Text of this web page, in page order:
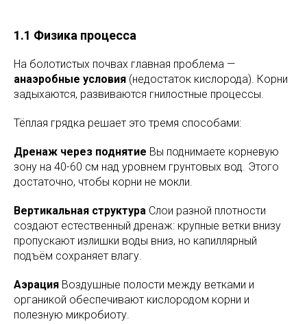
1.1 Физика процесса
На болотистых почвах главная проблема —
анаэробные условия (недостаток кислорода). Корни
задыхаются, развиваются гнилостные процессы.
Тёплая грядка решает это тремя способами:
Дренаж через поднятие Вы поднимаете корневую
зону на 40-60 см над уровнем грунтовых вод. Этого
достаточно, чтобы корни не мокли.
Вертикальная структура Слои разной плотности
создают естественный дренаж: крупные ветки внизу
пропускают излишки воды вниз, но капиллярный
подъём сохраняет влагу.
Аэрация Воздушные полости между ветками и
органикой обеспечивают кислородом корни и
полезную микробиоту.